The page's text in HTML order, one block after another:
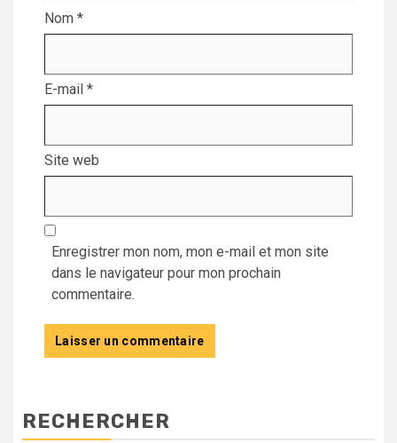
Nom *
E-mail *
Site web
Enregistrer mon nom, mon e-mail et mon site
dans le navigateur pour mon prochain
commentaire.
RECHERCHER